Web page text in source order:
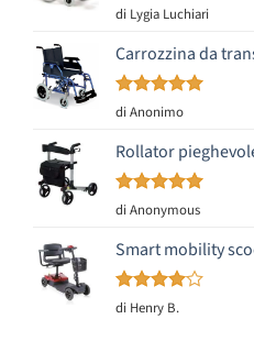
Valutato5
di Lygia Luchiari
Carrozzina da
Valutato5
di Anonimo
Rollator
Valutato5
di Anonymous
Smart mobility
Valutato
di Henry B.